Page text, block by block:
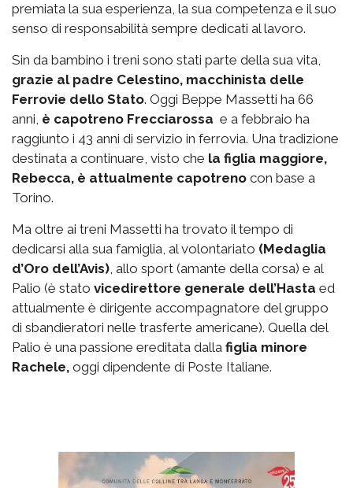
premiata la sua esperienza, la sua competenza e il suo
senso di responsabilità sempre dedicati al lavoro.
Sin da bambino i treni sono stati parte della sua vita,
grazie al padre Celestino, macchinista delle
Ferrovie dello Stato. Oggi Beppe Massetti ha 66
anni, è capotreno Frecciarossa e a febbraio ha
raggiunto i 43 anni di servizio in ferrovia. Una tradizione
destinata a continuare, visto che la figlia maggiore,
Rebecca, è attualmente capotreno con base a
Torino.
Ma oltre ai treni Massetti ha trovato il tempo di
dedicarsi alla sua famiglia, al volontariato (Medaglia
d’Oro dell’Avis), allo sport (amante della corsa) e al
Palio (è stato vicedirettore generale dell’Hasta ed
attualmente è dirigente accompagnatore del gruppo
di sbandieratori nelle trasferte americane). Quella del
Palio è una passione ereditata dalla figlia minore
Rachele, oggi dipendente di Poste Italiane.